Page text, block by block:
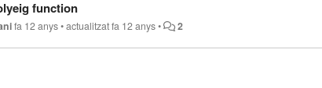
function
fa 12 anys•actualitzatfa 12 anys• 2